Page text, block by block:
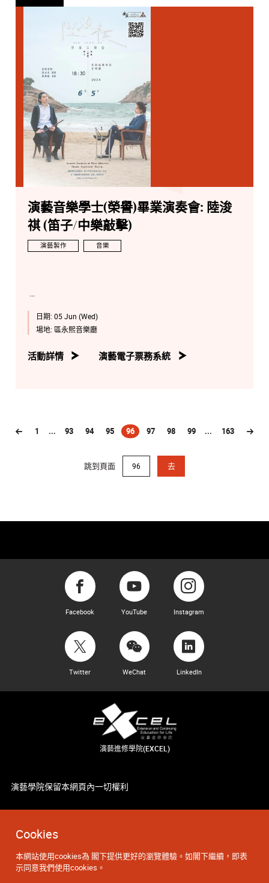
Cookies
本網站使用cookies為 閣下提供更好的瀏覽體驗。如閣下繼續，即表
示同意我們使用cookies。
演藝音樂學士(榮譽)畢業演奏會: 陸浚
祺 (笛子/中樂敲擊)
演藝製作 音樂
日期: 05 Jun (Wed)
場地: 區永熙音樂廳
活動詳情 演藝電子票務系統
1 ... 93 94 95 96
(current)
97 98 99 ... 163
跳到頁面 去
Facebook YouTube Instagram
Twitter WeChat LinkedIn
演藝進修學院(EXCEL)
演藝學院保留本網頁內一切權利